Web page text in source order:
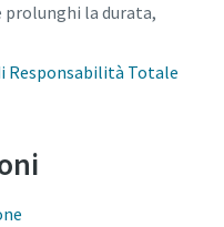
prolunghi la durata,
Responsabilità Totale